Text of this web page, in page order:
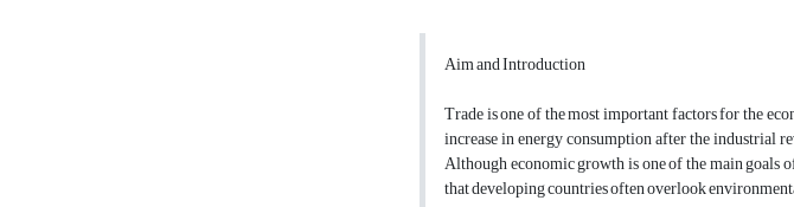
Aim and Introduction
Trade is one of the most important factors for the
increase in energy consumption after the industrial
Although economic growth is one of the main goals
that developing countries often overlook